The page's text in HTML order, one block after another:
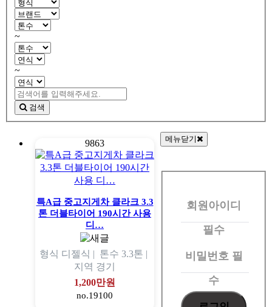
~
~
검색
9863
특A급 중고지게차 클라크 3.3
톤 더블타이어 190시간 사용
디…
형식 디젤식 | 톤수 3.3톤 |
지역 경기
1,200만원
no.19100
메뉴닫기
회
회원아이디
필수
비밀번호 필
수